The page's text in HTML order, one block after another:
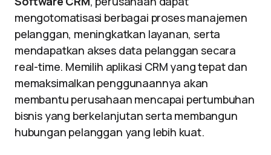
mengotomatisasi berbagai proses manajemen
pelanggan, meningkatkan layanan, serta
mendapatkan akses data pelanggan secara
real-time. Memilih aplikasi CRM yang tepat dan
memaksimalkan penggunaannya akan
membantu perusahaan mencapai pertumbuhan
bisnis yang berkelanjutan serta membangun
hubungan pelanggan yang lebih kuat.